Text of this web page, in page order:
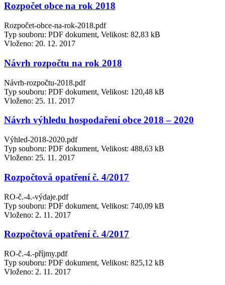
Rozpočet obce na rok 2018
Rozpočet-obce-na-rok-2018.pdf
Typ souboru: PDF dokument, Velikost: 82,83 kB
Vloženo: 20. 12. 2017
Návrh rozpočtu na rok 2018
Návrh-rozpočtu-2018.pdf
Typ souboru: PDF dokument, Velikost: 120,48 kB
Vloženo: 25. 11. 2017
Návrh výhledu hospodaření obce 2018 – 2020
Výhled-2018-2020.pdf
Typ souboru: PDF dokument, Velikost: 488,63 kB
Vloženo: 25. 11. 2017
Rozpočtová opatření č. 4/2017
RO-č.-4.-výdaje.pdf
Typ souboru: PDF dokument, Velikost: 740,09 kB
Vloženo: 2. 11. 2017
Rozpočtová opatření č. 4/2017
RO-č.-4.-příjmy.pdf
Typ souboru: PDF dokument, Velikost: 825,12 kB
Vloženo: 2. 11. 2017